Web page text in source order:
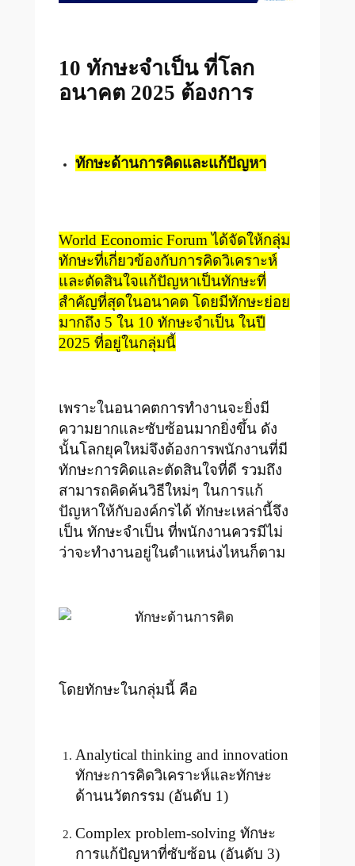
10 ทักษะจำเป็น ที่โลก
อนาคต 2025 ต้องการ
ทักษะด้านการคิดและแก้ปัญหา
World Economic Forum ได้จัดให้กลุ่ม
ทักษะที่เกี่ยวข้องกับการคิดวิเคราะห์
และตัดสินใจแก้ปัญหาเป็นทักษะที่
สำคัญที่สุดในอนาคต โดยมีทักษะย่อย
มากถึง 5 ใน 10 ทักษะจำเป็น ในปี
2025 ที่อยู่ในกลุ่มนี้
เพราะในอนาคตการทำงานจะยิ่งมี
ความยากและซับซ้อนมากยิ่งขึ้น ดัง
นั้นโลกยุคใหม่จึงต้องการพนักงานที่มี
ทักษะการคิดและตัดสินใจที่ดี รวมถึง
สามารถคิดค้นวิธีใหม่ๆ ในการแก้
ปัญหาให้กับองค์กรได้ ทักษะเหล่านี้จึง
เป็น ทักษะจำเป็น ที่พนักงานควรมีไม่
ว่าจะทำงานอยู่ในตำแหน่งไหนก็ตาม
โดยทักษะในกลุ่มนี้ คือ
Analytical thinking and innovation
ทักษะการคิดวิเคราะห์และทักษะ
ด้านนวัตกรรม (อันดับ 1)
Complex problem-solving ทักษะ
การแก้ปัญหาที่ซับซ้อน (อันดับ 3)